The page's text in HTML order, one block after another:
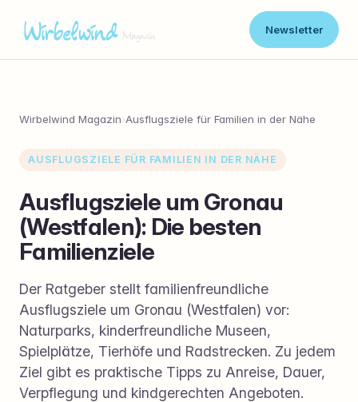
Newsletter
Wirbelwind Magazin›Ausflugsziele für Familien in der Nähe
AUSFLUGSZIELE FÜR FAMILIEN IN DER NÄHE
Ausflugsziele um Gronau
(Westfalen): Die besten
Familienziele
Der Ratgeber stellt familienfreundliche
Ausflugsziele um Gronau (Westfalen) vor:
Naturparks, kinderfreundliche Museen,
Spielplätze, Tierhöfe und Radstrecken. Zu jedem
Ziel gibt es praktische Tipps zu Anreise, Dauer,
Verpflegung und kindgerechten Angeboten.